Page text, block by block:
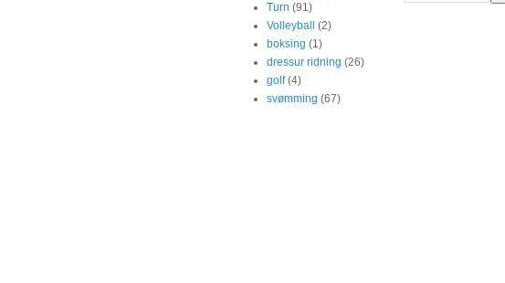
Turn (91)
Volleyball
(2)
boksing (1)
dressur ridning (26)
golf (4)
svømming (67)